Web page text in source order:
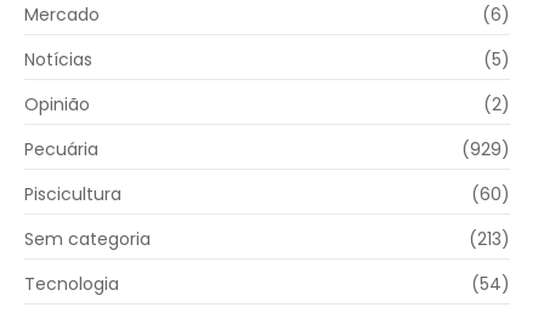
Mercado
(6)
Notícias
(5)
Opinião
(2)
Pecuária
(929)
Piscicultura
(60)
Sem categoria
(213)
Tecnologia
(54)